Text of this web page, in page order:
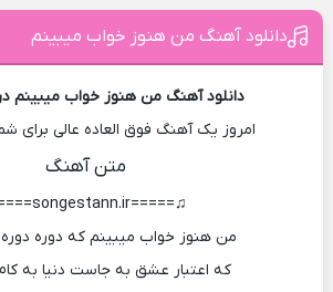
دانلود آهنگ من هنوز خواب میبینم
دانلود آهنگ من هنوز خواب میبینم
امروز یک آهنگ فوق العاده عالی برای
متن آهنگ
♫=====songestann.ir====♫
من هنوز خواب میبینم که دوره
که اعتبار عشق به جاست دنیا به